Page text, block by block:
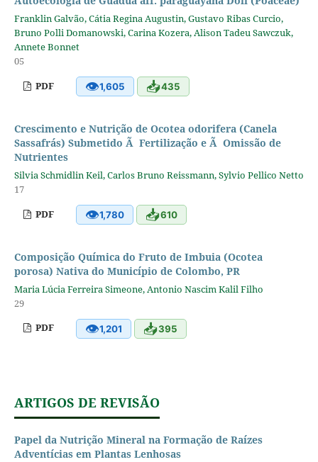
Franklin Galvão, Cátia Regina Augustin, Gustavo Ribas Curcio,
Bruno Polli Domanowski, Carina Kozera, Alison Tadeu Sawczuk,
Annete Bonnet
05
PDF
👁1,605 📥435
Crescimento e Nutrição de Ocotea odorifera (Canela
Sassafrás) Submetido Ã Fertilização e Ã Omissão de
Nutrientes
Silvia Schmidlin Keil, Carlos Bruno Reissmann, Sylvio Pellico Netto
17
PDF
👁1,780 📥610
Composição Química do Fruto de Imbuia (Ocotea
porosa) Nativa do Município de Colombo, PR
Maria Lúcia Ferreira Simeone, Antonio Nascim Kalil Filho
29
PDF
👁1,201 📥395
ARTIGOS DE REVISÃO
Papel da Nutrição Mineral na Formação de Raízes
Adventícias em Plantas Lenhosas